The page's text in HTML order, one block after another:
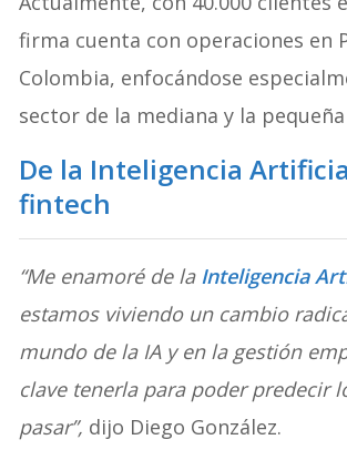
firma cuenta con operaciones en
Colombia, enfocándose
sector de la mediana y la
De la Inteligencia
fintech
“Me enamoré de la Inteligencia
estamos viviendo un cambio
mundo de la IA y en la gestión
clave tenerla para poder predecir
pasar”, dijo Diego González.